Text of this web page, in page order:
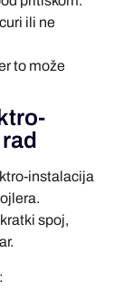
ili ne
to može
instalacija
spoj,